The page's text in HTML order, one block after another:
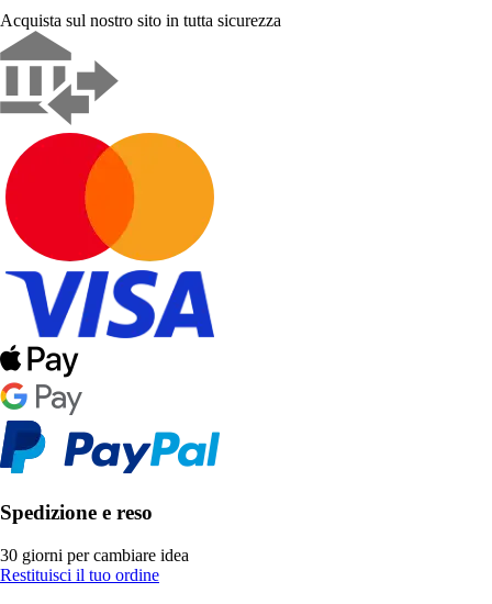
Acquista sul nostro sito in tutta sicurezza
Spedizione e reso
30 giorni per cambiare idea
Restituisci il tuo ordine